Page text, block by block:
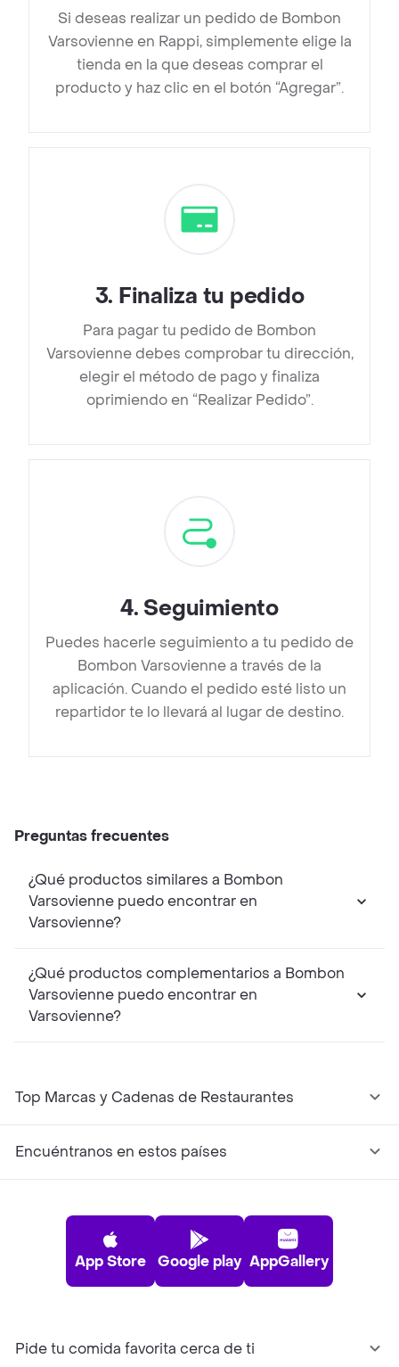
Si deseas realizar un pedido de Bombon
Varsovienne en Rappi, simplemente elige la
tienda en la que deseas comprar el
producto y haz clic en el botón “Agregar”.
3. Finaliza tu pedido
Para pagar tu pedido de Bombon
Varsovienne debes comprobar tu dirección,
elegir el método de pago y finaliza
oprimiendo en “Realizar Pedido”.
4. Seguimiento
Puedes hacerle seguimiento a tu pedido de
Bombon Varsovienne a través de la
aplicación. Cuando el pedido esté listo un
repartidor te lo llevará al lugar de destino.
Preguntas frecuentes
¿Qué productos similares a Bombon
Varsovienne puedo encontrar en
Varsovienne?
¿Qué productos complementarios a Bombon
Varsovienne puedo encontrar en
Varsovienne?
Top Marcas y Cadenas de Restaurantes
Encuéntranos en estos países
App Store Google play AppGallery
Pide tu comida favorita cerca de ti